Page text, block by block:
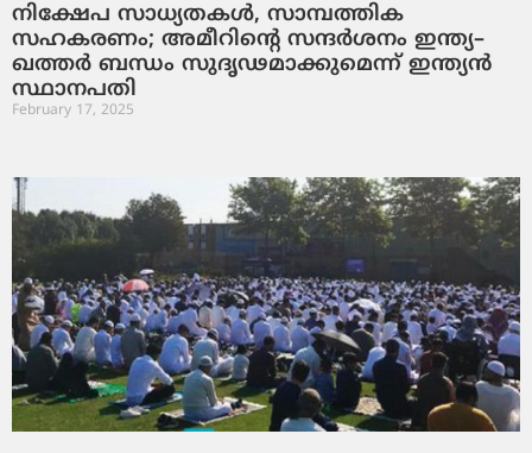
നിക്ഷേപ സാധ്യതകൾ, സാമ്പത്തിക
സഹകരണം; അമീറിന്റെ സന്ദർശനം ഇന്ത്യ–
ഖത്തർ ബന്ധം സുദൃഢമാക്കുമെന്ന് ഇന്ത്യൻ
സ്ഥാനപതി
February 17, 2025